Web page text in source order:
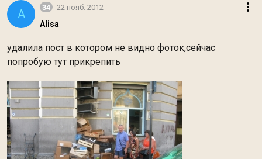
A 34 22 нояб. 2012
Alisa
удалила пост в котором не видно фоток,сейчас
попробую тут прикрепить